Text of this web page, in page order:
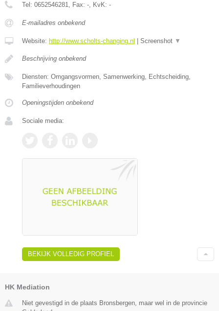
Tel: 0652546281 , Fax: - , KvK: -
E-mailadres onbekend
Website: http://www.scholts-changing.nl | Screenshot ▼
Beschrijving onbekend
Diensten: Omgangsvormen, Samenwerking, Echtscheiding,
Familieverhoudingen
Openingstijden onbekend
Sociale media:
BEKIJK VOLLEDIG PROFIEL
HK Mediation
Niet gevestigd in de plaats Bronsbergen, maar wel in de provincie